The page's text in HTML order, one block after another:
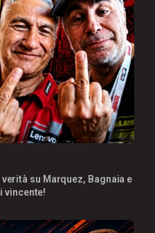
verità su Marquez, Bagnaia e
vincente!